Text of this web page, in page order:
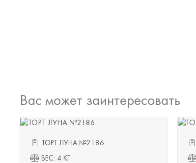
Вас может заинтересовать
ТОРТ ЛУНА №2186
ВЕС: 4 КГ.